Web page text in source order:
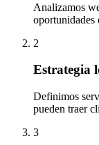
Analizamos
oportunidades
2
Estrategia
Definimos
pueden traer
3